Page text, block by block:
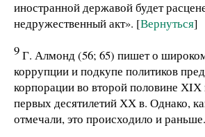
иностранной державой будет
недружественный акт». [Вернуться]
9Г. Алмонд (56; 65) пишет о
коррупции и подкупе политиков
корпорации во второй половине
первых десятилетий ХХ в. Однако,
отмечали, это происходило и